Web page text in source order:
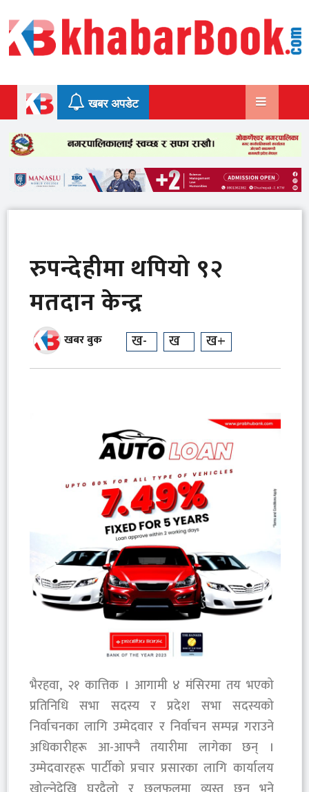
to
content
खबर अपडेट
रुपन्देहीमा थपियो ९२
मतदान केन्द्र
खबर बुक ख- ख ख+
भैरहवा, २१ कात्तिक । आगामी ४ मंसिरमा तय भएको
प्रतिनिधि सभा सदस्य र प्रदेश सभा सदस्यको
निर्वाचनका लागि उम्मेदवार र निर्वाचन सम्पन्न गराउने
अधिकारीहरू आ-आफ्नै तयारीमा लागेका छन् ।
उम्मेदवारहरू पार्टीको प्रचार प्रसारका लागि कार्यालय